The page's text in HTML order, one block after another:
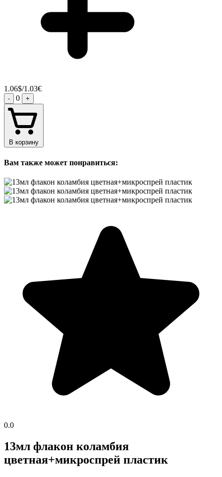
1.06$/1.03€
- 0 +
В корзину
Вам также может понравиться:
0.0
13мл флакон коламбия
цветная+микроспрей пластик